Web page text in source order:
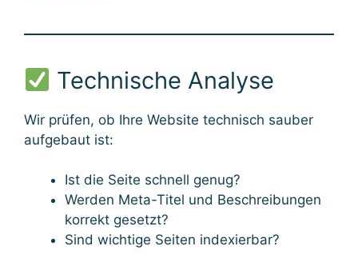
Technische Analyse
Wir prüfen, ob Ihre Website technisch sauber
aufgebaut ist:
Ist die Seite schnell genug?
Werden Meta-Titel und Beschreibungen
korrekt gesetzt?
Sind wichtige Seiten indexierbar?